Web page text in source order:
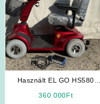
Használt EL GO HS580
360 000Ft